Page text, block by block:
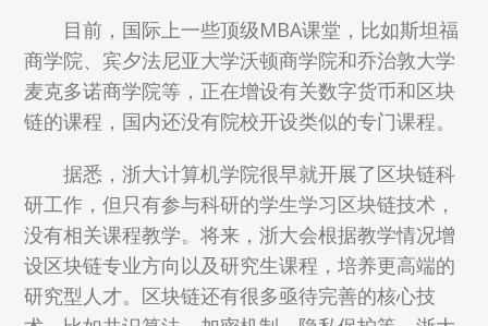
目前，国际上一些顶级MBA课堂，比如斯坦福
商学院、宾夕法尼亚大学沃顿商学院和乔治敦大学
麦克多诺商学院等，正在增设有关数字货币和区块
链的课程，国内还没有院校开设类似的专门课程。
据悉，浙大计算机学院很早就开展了区块链科
研工作，但只有参与科研的学生学习区块链技术，
没有相关课程教学。将来，浙大会根据教学情况增
设区块链专业方向以及研究生课程，培养更高端的
研究型人才。区块链还有很多亟待完善的核心技